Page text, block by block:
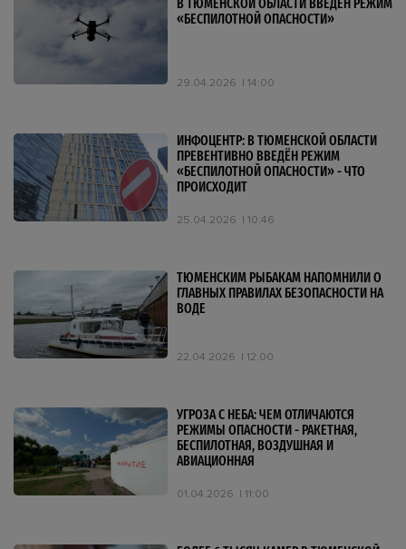
В ТЮМЕНСКОЙ ОБЛАСТИ ВВЕДЁН РЕЖИМ
«БЕСПИЛОТНОЙ ОПАСНОСТИ»
29.04.2026 14:00
ИНФОЦЕНТР: В ТЮМЕНСКОЙ ОБЛАСТИ
ПРЕВЕНТИВНО ВВЕДЁН РЕЖИМ
«БЕСПИЛОТНОЙ ОПАСНОСТИ» - ЧТО
ПРОИСХОДИТ
25.04.2026 10:46
ТЮМЕНСКИМ РЫБАКАМ НАПОМНИЛИ О
ГЛАВНЫХ ПРАВИЛАХ БЕЗОПАСНОСТИ НА
ВОДЕ
22.04.2026 12:00
УГРОЗА С НЕБА: ЧЕМ ОТЛИЧАЮТСЯ
РЕЖИМЫ ОПАСНОСТИ - РАКЕТНАЯ,
БЕСПИЛОТНАЯ, ВОЗДУШНАЯ И
АВИАЦИОННАЯ
01.04.2026 11:00